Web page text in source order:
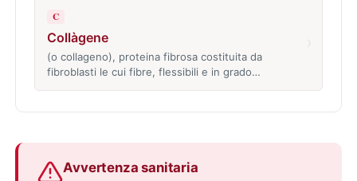
C
Collàgene
(o collageno), proteina fibrosa costituita da
fibroblasti le cui fibre, flessibili e in grado…
Avvertenza sanitaria